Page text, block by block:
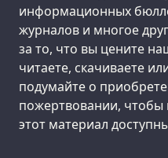
информационных
журналов и многое
за то, что вы цените
читаете, скачиваете
подумайте о
пожертвовании,
этот материал